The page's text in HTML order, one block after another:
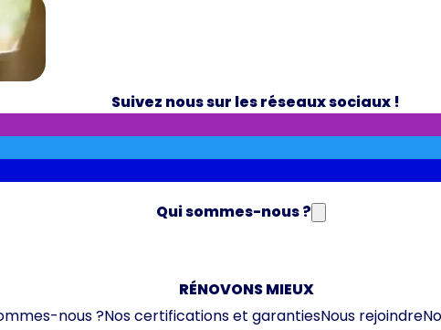
Suivez nous sur les réseaux sociaux !
Qui sommes-nous ?
RÉNOVONS MIEUX
nous ?Nos certifications et garantiesNous rejoindre